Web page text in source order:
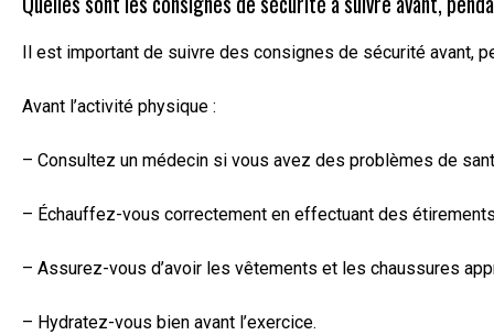
Il est important de suivre des consignes de sécurité avant,
Avant l’activité physique :
– Consultez un médecin si vous avez des problèmes de
– Échauffez-vous correctement en effectuant des
– Assurez-vous d’avoir les vêtements et les chaussures
– Hydratez-vous bien avant l’exercice.